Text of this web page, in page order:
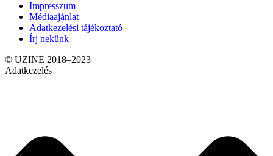
Impresszum
Médiaajánlat
Adatkezelési tájékoztató
Írj nekünk
© UZINE 2018–2023
Adatkezelés